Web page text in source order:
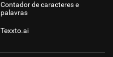
Contador de caracteres e
palavras
Texxto.ai